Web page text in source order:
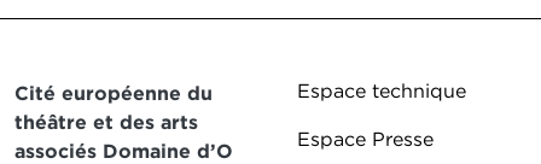
© DR
Cité européenne du
théâtre et des arts
associés Domaine d’O
Pied de page
Espace technique
Espace Presse